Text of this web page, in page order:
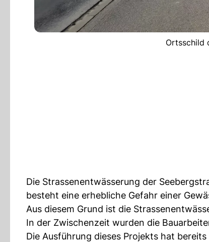
Ortsschild
Die Strassenentwässerung der
besteht eine erhebliche Gefahr einer
Aus diesem Grund ist die
In der Zwischenzeit wurden die
Die Ausführung dieses Projekts hat